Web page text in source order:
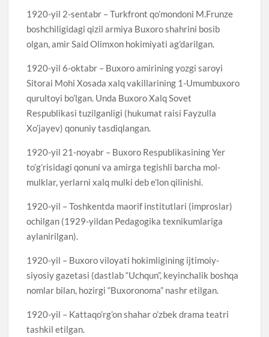
1920-yil 2-sentabr – Turkfront qo’mondoni M.Frunze
boshchiligidagi qizil armiya Buxoro shahrini bosib
olgan, amir Said Olimxon hokimiyati ag’darilgan.
1920-yil 6-oktabr – Buxoro amirining yozgi saroyi
Sitorai Mohi Xosada xalq vakillarining 1-Umumbuxoro
qurultoyi bo’lgan. Unda Buxoro Xalq Sovet
Respublikasi tuzilganligi (hukumat raisi Fayzulla
Xo’jayev) qonuniy tasdiqlangan.
1920-yil 21-noyabr – Buxoro Respublikasining Yer
to’g’risidagi qonuni va amirga tegishli barcha mol-
mulklar, yerlarni xalq mulki deb e’lon qilinishi.
1920-yil – Toshkentda maorif institutlari (improslar)
ochilgan (1929-yildan Pedagogika texnikumlariga
aylanirilgan).
1920-yil – Buxoro viloyati hokimligining ijtimoiy-
siyosiy gazetasi (dastlab “Uchqun”, keyinchalik boshqa
nomlar bilan, hozirgi “Buxoronoma” nashr etilgan.
1920-yil – Kattaqo’rg’on shahar o’zbek drama teatri
tashkil etilgan.